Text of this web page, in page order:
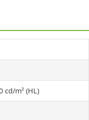
cd/m² (HL)